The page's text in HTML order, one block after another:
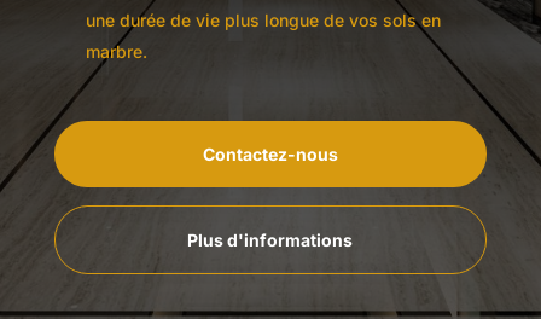
une durée de vie plus longue de vos sols en
marbre.
Contactez-nous
Plus d'informations